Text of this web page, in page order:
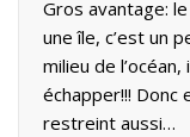
Gros avantage:
une île, c’est un
milieu de l’océan,
échapper!!!
restreint aussi…